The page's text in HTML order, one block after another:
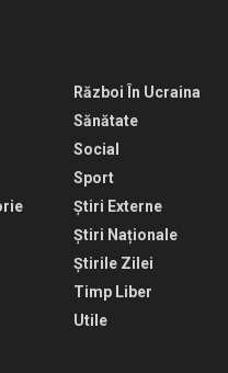
Război În Ucraina
Sănătate
Social
Sport
Știri Externe
Știri Naționale
Știrile Zilei
Timp Liber
Utile